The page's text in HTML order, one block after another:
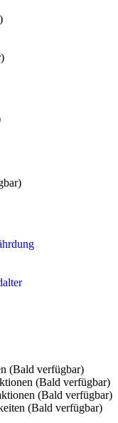
)
)
)
(Bald verfügbar)
(Bald verfügbar)
(Bald verfügbar)
(Bald verfügbar)